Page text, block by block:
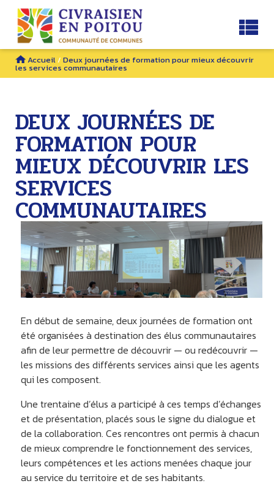
Accueil/ Deux journées de formation pour mieux découvrir
les services communautaires
DEUX JOURNÉES DE
FORMATION POUR
MIEUX DÉCOUVRIR LES
SERVICES
COMMUNAUTAIRES
En début de semaine, deux journées de formation ont
été organisées à destination des élus communautaires
afin de leur permettre de découvrir — ou redécouvrir —
les missions des différents services ainsi que les agents
qui les composent.
Une trentaine d’élus a participé à ces temps d’échanges
et de présentation, placés sous le signe du dialogue et
de la collaboration. Ces rencontres ont permis à chacun
de mieux comprendre le fonctionnement des services,
leurs compétences et les actions menées chaque jour
au service du territoire et de ses habitants.